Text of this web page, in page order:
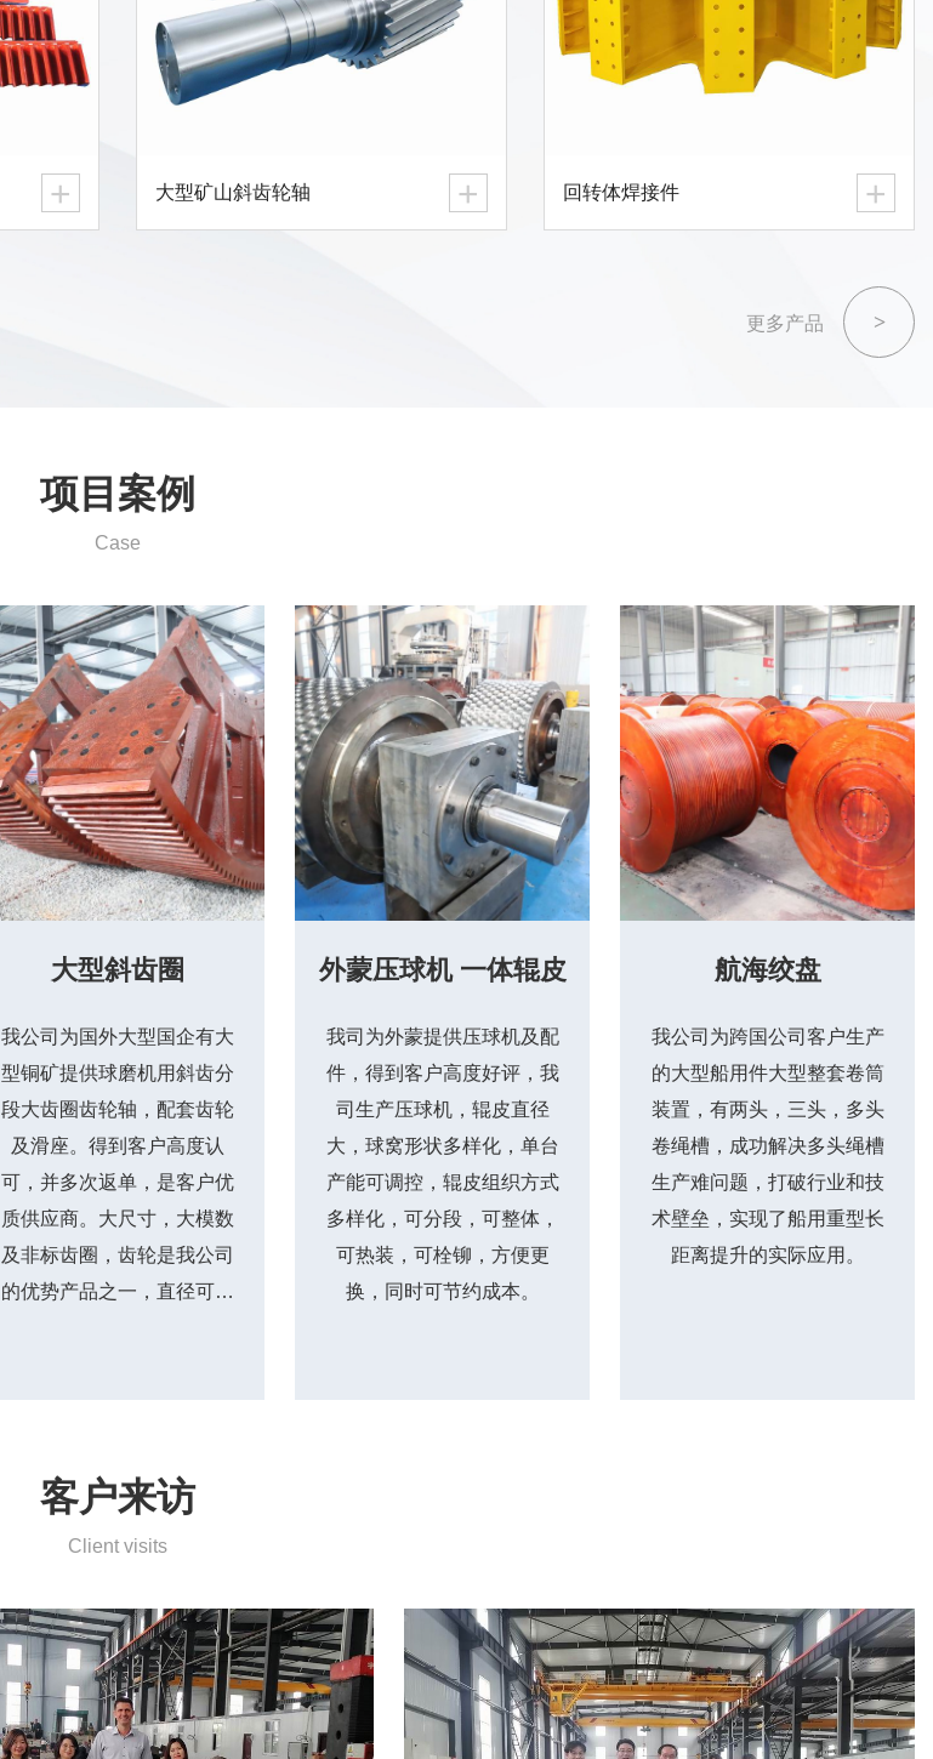
+ 大型矿山斜齿轮轴 + 回转体焊接件 +
更多产品 >
项目案例
Case
大型斜齿圈
我公司为国外大型国企有大
型铜矿提供球磨机用斜齿分
段大齿圈齿轮轴，配套齿轮
及滑座。得到客户高度认
可，并多次返单，是客户优
质供应商。大尺寸，大模数
及非标齿圈，齿轮是我公司
的优势产品之一，直径可加
外蒙压球机 一体辊皮
我司为外蒙提供压球机及配
件，得到客户高度好评，我
司生产压球机，辊皮直径
大，球窝形状多样化，单台
产能可调控，辊皮组织方式
多样化，可分段，可整体，
可热装，可栓铆，方便更
换，同时可节约成本。
航海绞盘
我公司为跨国公司客户生产
的大型船用件大型整套卷筒
装置，有两头，三头，多头
卷绳槽，成功解决多头绳槽
生产难问题，打破行业和技
术壁垒，实现了船用重型长
距离提升的实际应用。
客户来访
Client visits